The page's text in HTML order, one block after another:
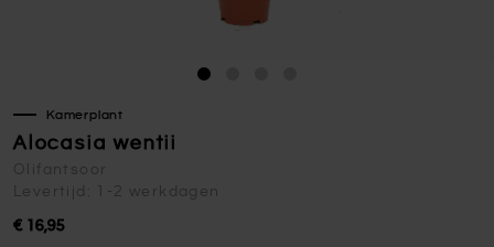
Kamerplant
Alocasia wentii
Olifantsoor
Levertijd: 1-2 werkdagen
€ 16,95